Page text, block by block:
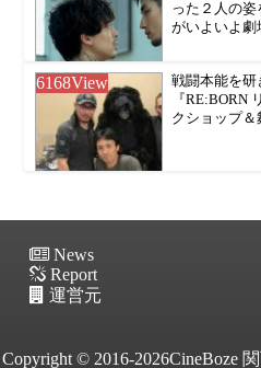
った２人の姿
がいよいよ劇
6168View
戦闘本能を研
『RE:BORN
クショップ＆
News
Report
運営元
Copyright © 2016-2026CineBoze